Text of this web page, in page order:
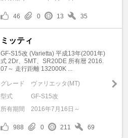
46 0 13 35
ミッティ
GF-S15改 (Varietta) 平成13年(2001年)
式 2Dr、5MT、SR20DE 所有暦 2016.
07～ 走行距離 132000K ...
グレード
ヴァリエッタ(MT)
型式
GF-S15改
所有期間
2016年7月16日～
988 0 211 69